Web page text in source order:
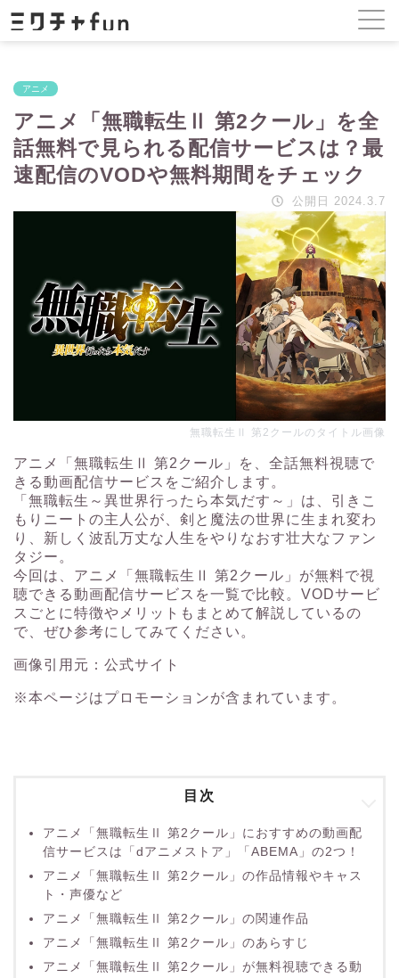
アニメ
アニメ「無職転生Ⅱ 第2クール」を全
話無料で見られる配信サービスは？最
速配信のVODや無料期間をチェック
公開日 2024.3.7
無職転生Ⅱ 第2クールのタイトル画像
アニメ「無職転生Ⅱ 第2クール」を、全話無料視聴で
きる動画配信サービスをご紹介します。
「無職転生～異世界行ったら本気だす～」は、引きこ
もりニートの主人公が、剣と魔法の世界に生まれ変わ
り、新しく波乱万丈な人生をやりなおす壮大なファン
タジー。
今回は、アニメ「無職転生Ⅱ 第2クール」が無料で視
聴できる動画配信サービスを一覧で比較。VODサービ
スごとに特徴やメリットもまとめて解説しているの
で、ぜひ参考にしてみてください。
画像引用元： 公式サイト
※本ページはプロモーションが含まれています。
目次
アニメ「無職転生Ⅱ 第2クール」におすすめの動画配
信サービスは「dアニメストア」「ABEMA」の2つ！
アニメ「無職転生Ⅱ 第2クール」の作品情報やキャス
ト・声優など
アニメ「無職転生Ⅱ 第2クール」の関連作品
アニメ「無職転生Ⅱ 第2クール」のあらすじ
アニメ「無職転生Ⅱ 第2クール」が無料視聴できる動